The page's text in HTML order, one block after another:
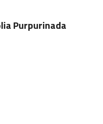
Purpurinada